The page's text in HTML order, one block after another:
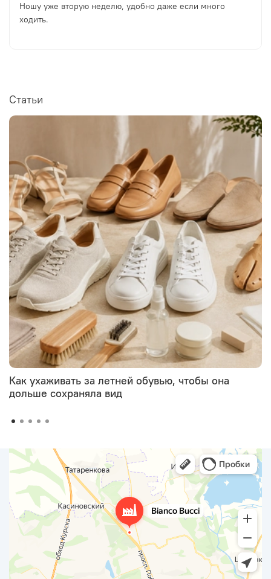
Ношу уже вторую неделю, удобно даже если много
ходить.
Статьи
Как ухаживать за летней обувью, чтобы она
дольше сохраняла вид